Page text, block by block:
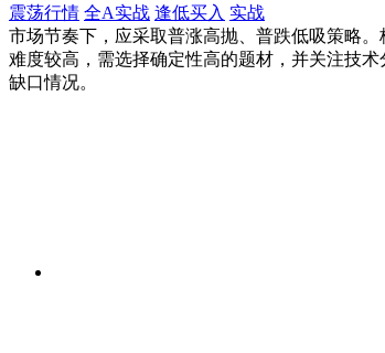
震荡行情 全A实战 逢低买入 实战
市场节奏下，应采取普涨高抛、普跌低吸策略。
难度较高，需选择确定性高的题材，并关注技术
缺口情况。